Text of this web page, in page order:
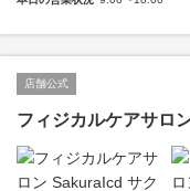
店舗公式
フィジカルケアサロ